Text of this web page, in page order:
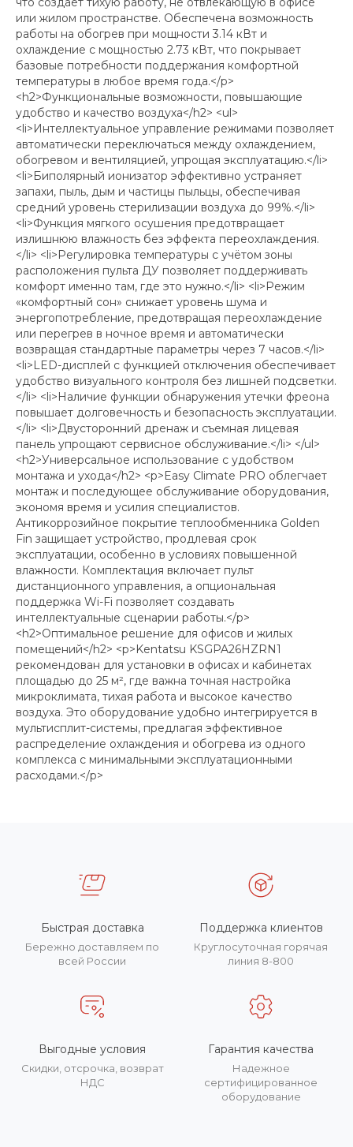
или жилом пространстве. Обеспечена возможность
работы на обогрев при мощности 3.14 кВт и
охлаждение с мощностью 2.73 кВт, что покрывает
базовые потребности поддержания комфортной
температуры в любое время года.</p>
<h2>Функциональные возможности, повышающие
удобство и качество воздуха</h2> <ul>
<li>Интеллектуальное управление режимами позволяет
автоматически переключаться между охлаждением,
обогревом и вентиляцией, упрощая эксплуатацию.</li>
<li>Биполярный ионизатор эффективно устраняет
запахи, пыль, дым и частицы пыльцы, обеспечивая
средний уровень стерилизации воздуха до 99%.</li>
<li>Функция мягкого осушения предотвращает
излишнюю влажность без эффекта переохлаждения.
</li> <li>Регулировка температуры с учётом зоны
расположения пульта ДУ позволяет поддерживать
комфорт именно там, где это нужно.</li> <li>Режим
«комфортный сон» снижает уровень шума и
энергопотребление, предотвращая переохлаждение
или перегрев в ночное время и автоматически
возвращая стандартные параметры через 7 часов.</li>
<li>LED-дисплей с функцией отключения обеспечивает
удобство визуального контроля без лишней подсветки.
</li> <li>Наличие функции обнаружения утечки фреона
повышает долговечность и безопасность эксплуатации.
</li> <li>Двусторонний дренаж и съемная лицевая
панель упрощают сервисное обслуживание.</li> </ul>
<h2>Универсальное использование с удобством
монтажа и ухода</h2> <p>Easy Climate PRO облегчает
монтаж и последующее обслуживание оборудования,
экономя время и усилия специалистов.
Антикоррозийное покрытие теплообменника Golden
Fin защищает устройство, продлевая срок
эксплуатации, особенно в условиях повышенной
влажности. Комплектация включает пульт
дистанционного управления, а опциональная
поддержка Wi-Fi позволяет создавать
интеллектуальные сценарии работы.</p>
<h2>Оптимальное решение для офисов и жилых
помещений</h2> <p>Kentatsu KSGPA26HZRN1
рекомендован для установки в офисах и кабинетах
площадью до 25 м², где важна точная настройка
микроклимата, тихая работа и высокое качество
воздуха. Это оборудование удобно интегрируется в
мультисплит-системы, предлагая эффективное
распределение охлаждения и обогрева из одного
комплекса с минимальными эксплуатационными
расходами.</p>
Быстрая доставка
Бережно доставляем по
всей России
Поддержка клиентов
Круглосуточная горячая
линия 8-800
Выгодные условия
Скидки, отсрочка, возврат
НДС
Гарантия качества
Надежное
сертифицированное
оборудование